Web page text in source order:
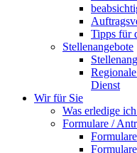
Tipps für
Stellenangebote
Dienst
Wir für Sie
Was erledige
Formulare /